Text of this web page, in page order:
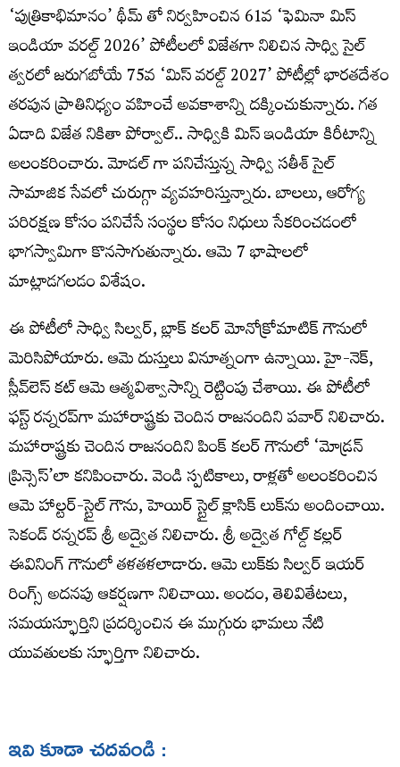
‘పుత్రికాభిమానం’ థీమ్ తో నిర్వహించిన 61వ ‘ఫెమినా మిస్
ఇండియా వరల్డ్ 2026’ పోటీలలో విజేతగా నిలిచిన సాధ్వి సైల్
త్వరలో జరుగబోయే 75వ ‘మిస్ వరల్డ్ 2027’ పోటీల్లో భారతదేశం
తరపున ప్రాతినిధ్యం వహించే అవకాశాన్ని దక్కించుకున్నారు. గత
ఏడాది విజేత నికితా పోర్వాల్.. సాధ్వికి మిస్ ఇండియా కిరీటాన్ని
అలంకరించారు. మోడల్ గా పనిచేస్తున్న సాధ్వి సతీశ్ సైల్
సామాజిక సేవలో చురుగ్గా వ్యవహరిస్తున్నారు. బాలలు, ఆరోగ్య
పరిరక్షణ కోసం పనిచేసే సంస్థల కోసం నిధులు సేకరించడంలో
భాగస్వామిగా కొనసాగుతున్నారు. ఆమె 7 భాషాలలో
మాట్లాడగలడం విశేషం.
ఈ పోటీలో సాధ్వి సిల్వర్, బ్లాక్ కలర్ మోనోక్రోమాటిక్ గౌనులో
మెరిసిపోయారు. ఆమె దుస్తులు వినూత్నంగా ఉన్నాయి. హై-నెక్,
స్లీవ్‌లెస్ కట్ ఆమె ఆత్మవిశ్వాసాన్ని రెట్టింపు చేశాయి. ఈ పోటీలో
ఫస్ట్ రన్నరప్‌గా మహారాష్ట్రకు చెందిన రాజనందిని పవార్ నిలిచారు.
మహారాష్ట్రకు చెందిన రాజనందిని పింక్ కలర్ గౌనులో ‘మోడ్రన్
ప్రిన్సెస్’లా కనిపించారు. వెండి స్పటికాలు, రాళ్లతో అలంకరించిన
ఆమె హాల్టర్-స్టైల్ గౌను, హెయిర్ స్టైల్ క్లాసిక్ లుక్‌ను అందించాయి.
సెకండ్ రన్నరప్ శ్రీ అద్వైత నిలిచారు. శ్రీ అద్వైత గోల్డ్ కల్లర్
ఈవినింగ్ గౌనులో తళతళలాడారు. ఆమె లుక్‌కు సిల్వర్ ఇయర్
రింగ్స్ అదనపు ఆకర్షణగా నిలిచాయి. అందం, తెలివితేటలు,
సమయస్ఫూర్తిని ప్రదర్శించిన ఈ ముగ్గురు భామలు నేటి
యువతులకు స్ఫూర్తిగా నిలిచారు.
ఇవి కూడా చదవండి :